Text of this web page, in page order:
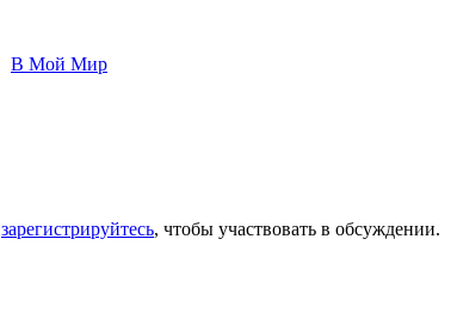
В Мой Мир
зарегистрируйтесь, чтобы участвовать в обсуждении.